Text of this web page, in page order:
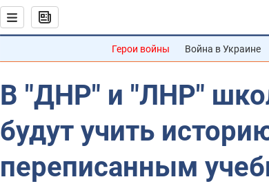
Герои войны Война в Украине
В "ДНР" и "ЛНР"
будут учить
переписанным